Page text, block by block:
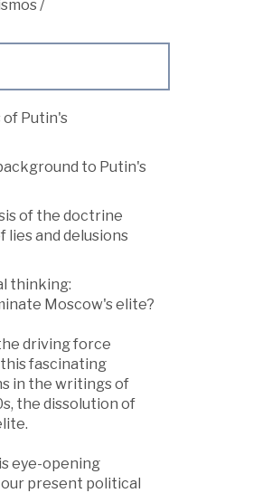
/
Putin's
to Putin's
of the doctrine
lies and delusions
thinking:
Moscow's elite?
driving force
fascinating
in the writings of
the dissolution of
eye-opening
present political